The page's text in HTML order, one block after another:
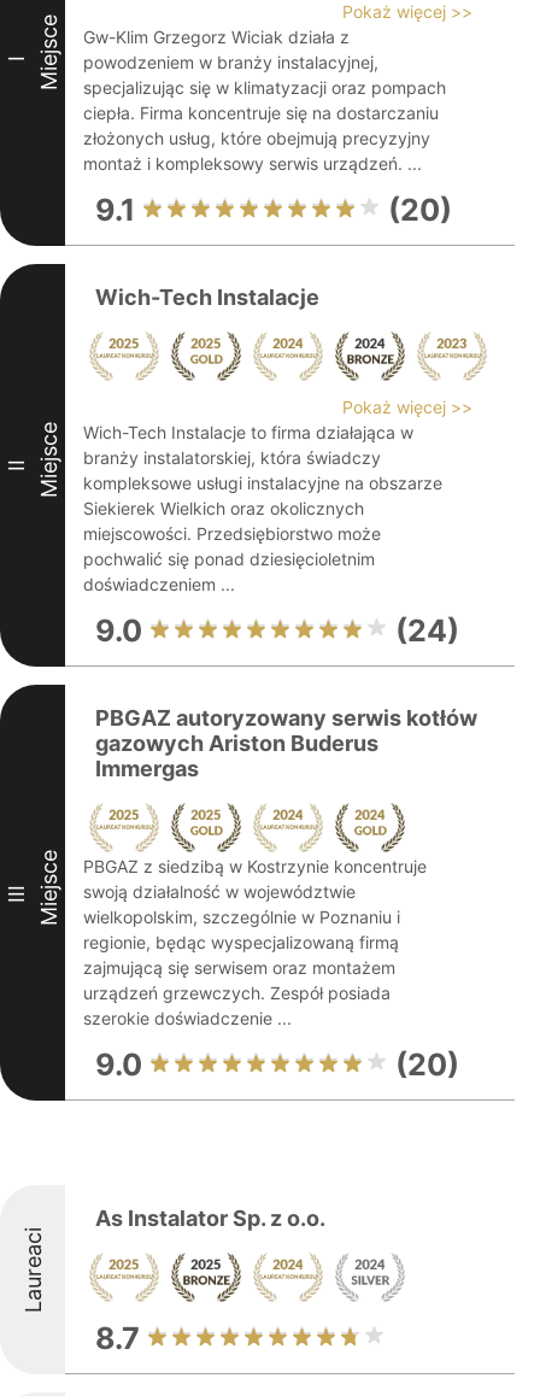
I Miejsce
Pokaż więcej >>
Gw-Klim Grzegorz Wiciak działa z
powodzeniem w branży instalacyjnej,
specjalizując się w klimatyzacji oraz pompach
ciepła. Firma koncentruje się na dostarczaniu
złożonych usług, które obejmują precyzyjny
montaż i kompleksowy serwis urządzeń. ...
9.1 (20)
II Miejsce
Wich-Tech Instalacje
Pokaż więcej >>
Wich-Tech Instalacje to firma działająca w
branży instalatorskiej, która świadczy
kompleksowe usługi instalacyjne na obszarze
Siekierek Wielkich oraz okolicznych
miejscowości. Przedsiębiorstwo może
pochwalić się ponad dziesięcioletnim
doświadczeniem ...
9.0 (24)
III Miejsce
PBGAZ autoryzowany serwis kotłów
gazowych Ariston Buderus
Immergas
PBGAZ z siedzibą w Kostrzynie koncentruje
swoją działalność w województwie
wielkopolskim, szczególnie w Poznaniu i
regionie, będąc wyspecjalizowaną firmą
zajmującą się serwisem oraz montażem
urządzeń grzewczych. Zespół posiada
szerokie doświadczenie ...
9.0 (20)
Laureaci
As Instalator Sp. z o.o.
8.7